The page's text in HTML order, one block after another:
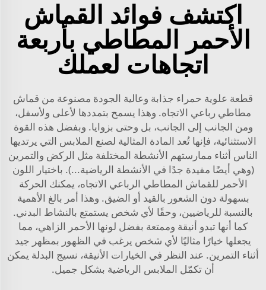
اكتشف فوائد القماش
الأحمر المطاطي بأربعة
اتجاهات لعملك
قطعة علوية حمراء جذابة وعالية الجودة مصنوعة من قماش
مطاطي رباعي الاتجاه. وهذا يسمح بتمددها لأعلى ولأسفل،
ومن الجانب إلى الجانب، بل وحتى بزوايا. وبفضل هذه القوة
الاستثنائية، فإنها تُعد المادة المثالية لصنع الملابس التي يرتديها
الناس أثناء ممارستهم الأنشطة المختلفة مثل الركض والتمرين
(وهي أيضًا مفيدة جدًا في الأنشطة الرياضية...). باختيار اللون
الأحمر للقماش المطاطي الرباعي الاتجاه، يمكنك الحركة
بسهولة دون الشعور بالقيد أو الضيق. وهذا أمر بالغ الأهمية
بالنسبة للرياضيين، وحقًا لأي شخص يستمتع بالنشاط البدني.
كما أنها تبدو أنيقة وممتعة بفضل لونها الأحمر الزاهي، مما
يجعلها خيارًا مثاليًا لأي شخص يرغب في الظهور بمظهر جيد
أثناء التمرين. عند النظر في الخيارات الأنيقة، نسيج البدلة يمكن
أن تكمّل الملابس الرياضية بشكل جميل.